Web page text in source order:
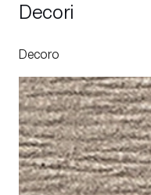
Decori
Decoro